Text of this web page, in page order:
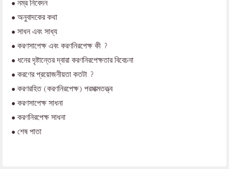
• নম্র নিবেদন
• অনুবাদকের কথা
• সাধন এবং সাধ্য
• করণসাপেক্ষ এবং করণনিরপেক্ষ কী ?
• ধনের দৃষ্টান্তের দ্বারা করণনিরপেক্ষতার বিবেচনা
• করণের প্রয়োজনীয়তা কতটা ?
• করণরহিত (করণনিরপেক্ষ) পরমাত্মতত্ত্ব
• করণসাপেক্ষ সাধনা
• করণনিরপেক্ষ সাধনা
• শেষ পাতা